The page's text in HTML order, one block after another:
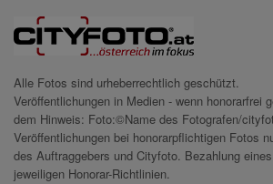
Alle Fotos sind urheberrechtlich geschützt.
Veröffentlichungen in Medien - wenn honorarfrei
dem Hinweis: Foto:©Name des Fotografen/
Veröffentlichungen bei honorarpflichtigen Fotos
des Auftraggebers und Cityfoto. Bezahlung
jeweiligen Honorar-Richtlinien.